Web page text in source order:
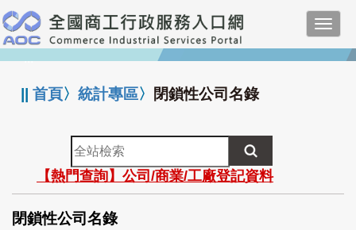
跳
到
主
要
:::
||首頁〉統計專區〉 閉鎖性公司名錄
全
站
檢
索
【熱門查詢】公司/商業/工廠登記資料
閉鎖性公司名錄